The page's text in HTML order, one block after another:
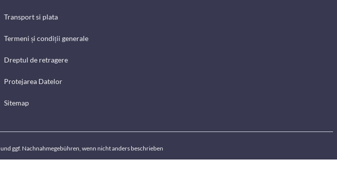
Transport si plata
Termeni și condiții generale
Dreptul de retragere
Protejarea Datelor
Sitemap
und ggf. Nachnahmegebühren, wenn nicht anders beschrieben